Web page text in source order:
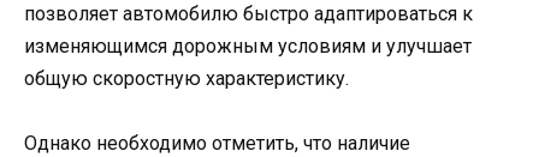
позволяет автомобилю быстро адаптироваться к
изменяющимся дорожным условиям и улучшает
общую скоростную характеристику.
Однако необходимо отметить, что наличие